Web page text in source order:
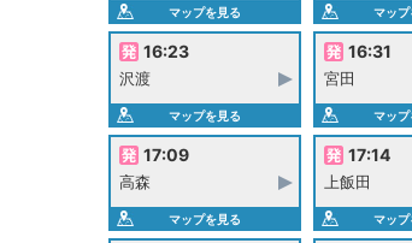
マップを見る マップ
16:23
沢渡
マップを見る
16:31
宮田
マップ
17:09
高森
マップを見る
17:14
上飯田
マップ